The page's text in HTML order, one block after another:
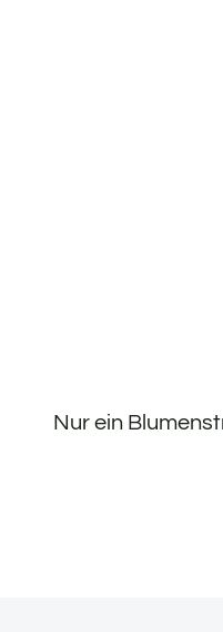
Nur ein